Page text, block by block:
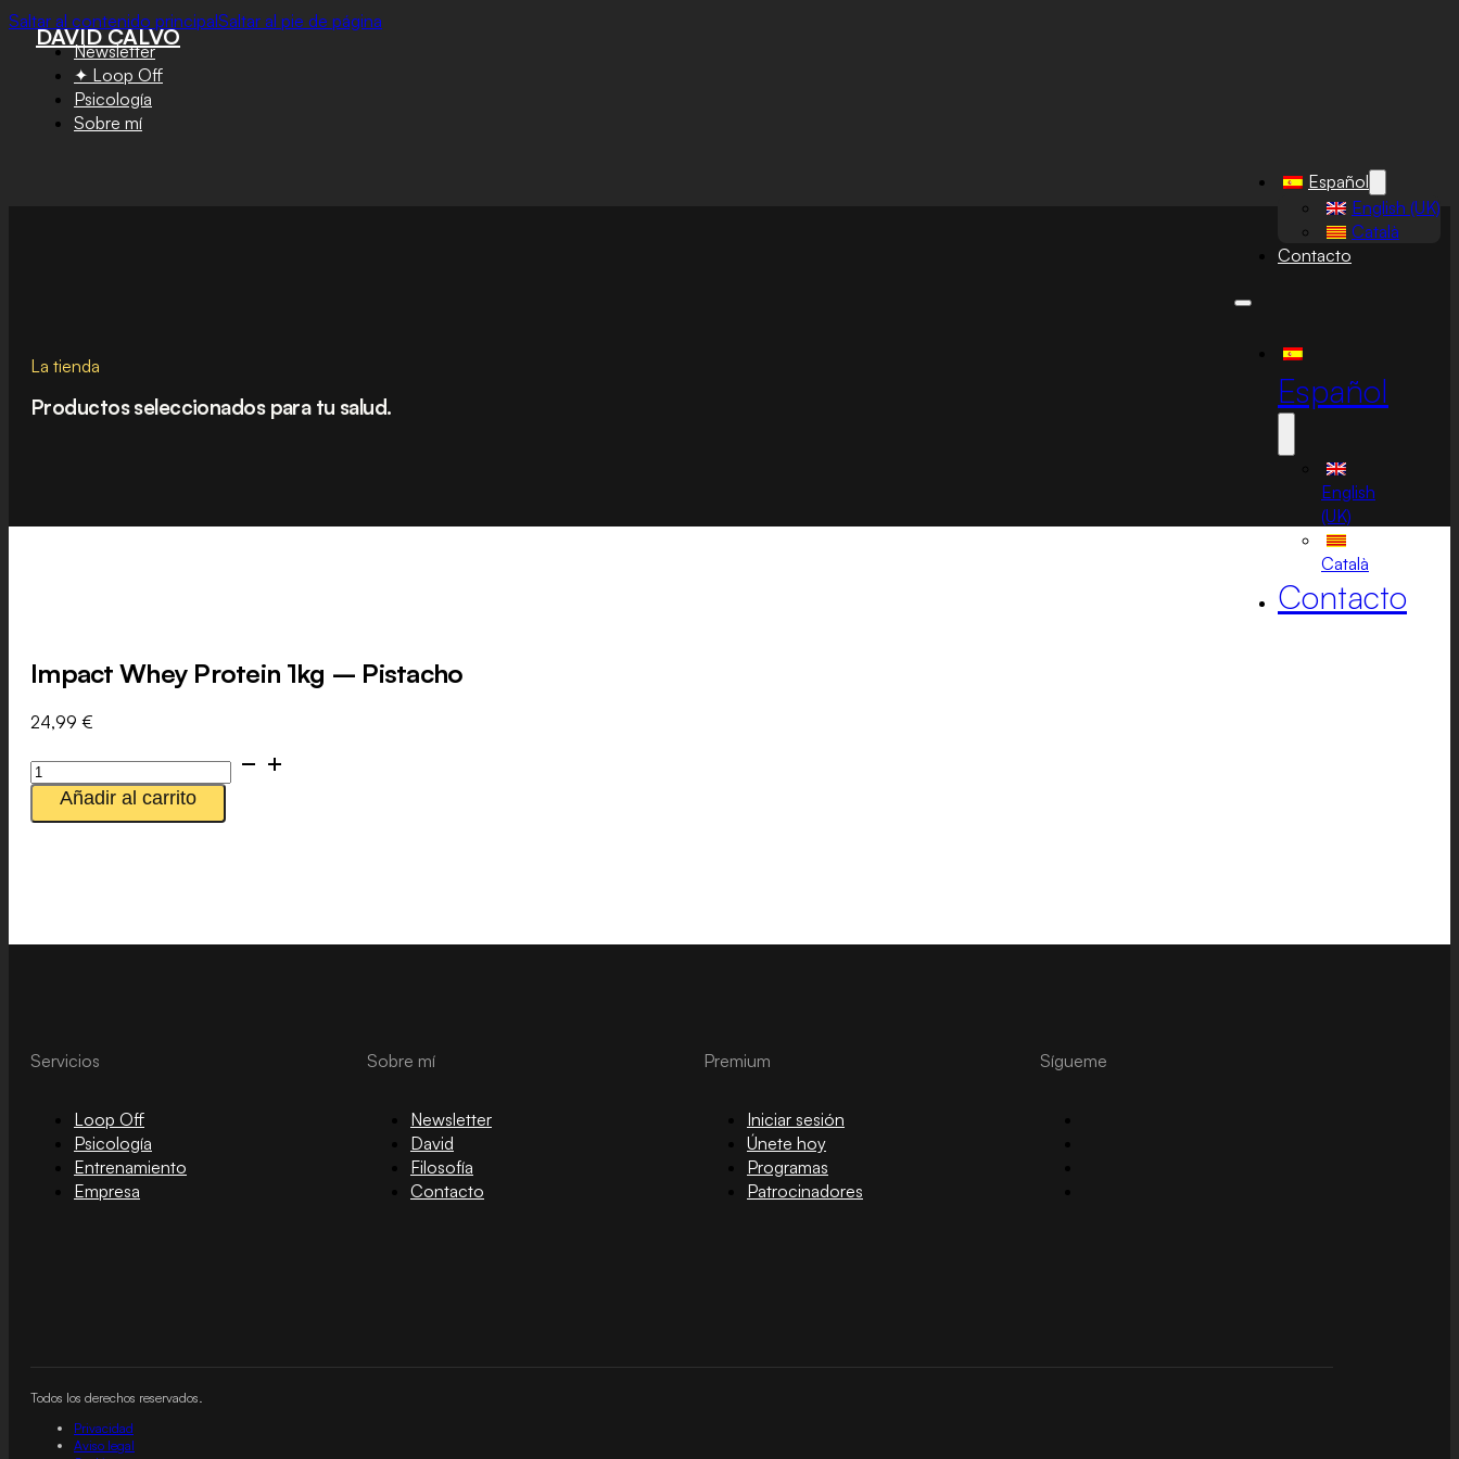
Saltar al contenido principalSaltar al pie de página
DAVID CALVO
Newsletter
✦ Loop Off
Psicología
Sobre mí
Español
English (UK)
Català
Contacto
Español
English
(UK)
Català
Contacto
La tienda
Productos seleccionados para tu salud.
Impact Whey Protein 1kg – Pistacho
24,99 €
Impact
Whey
Protein
Añadir al carrito
Servicios
Loop Off
Psicología
Entrenamiento
Empresa
Sobre mí
Newsletter
David
Filosofía
Contacto
Premium
Iniciar sesión
Únete hoy
Programas
Patrocinadores
Sígueme
Todos los derechos reservados.
Privacidad
Aviso legal